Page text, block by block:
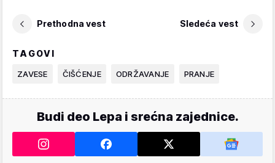
Prethodna vest Sledeća vest
TAGOVI
ZAVESE ČIŠĆENJE ODRŽAVANJE PRANJE
Budi deo Lepa i srećna zajednice.